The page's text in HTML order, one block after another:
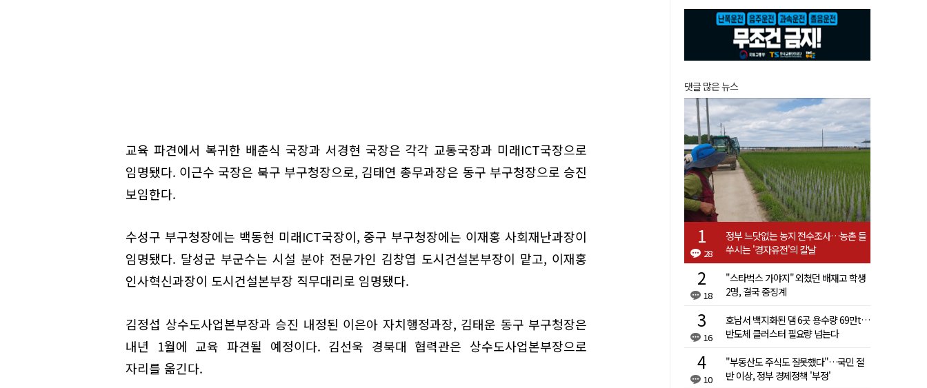
교육 파견에서 복귀한 배춘식 국장과 서경현 국장은 각각 교통국장과 미래ICT국장으로
임명됐다. 이근수 국장은 북구 부구청장으로, 김태연 총무과장은 동구 부구청장으로 승진
보임한다.
수성구 부구청장에는 백동현 미래ICT국장이, 중구 부구청장에는 이재홍 사회재난과장이
임명됐다. 달성군 부군수는 시설 분야 전문가인 김창엽 도시건설본부장이 맡고, 이재홍
인사혁신과장이 도시건설본부장 직무대리로 임명됐다.
김정섭 상수도사업본부장과 승진 내정된 이은아 자치행정과장, 김태운 동구 부구청장은
내년 1월에 교육 파견될 예정이다. 김선욱 경북대 협력관은 상수도사업본부장으로
자리를 옮긴다.
댓글 많은 뉴스
28
정부 느닷없는 농지 전수조사…농촌 들
쑤시는 '경자유전'의 칼날
18
"스타벅스 가야지" 외쳤던 배재고 학생
2명, 결국 중징계
16
호남서 백지화된 댐 6곳 용수량 69만t…
반도체 클러스터 필요량 넘는다
10
"부동산도 주식도 잘못했다"…국민 절
반 이상, 정부 경제정책 '부정'